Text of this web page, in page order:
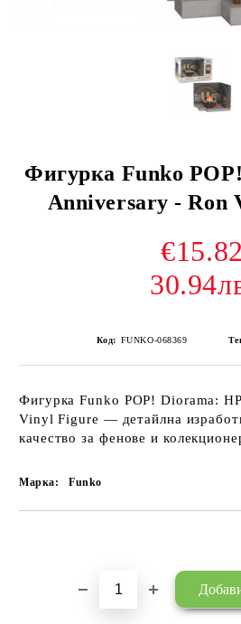
Фигурка Funko
Anniversary - Ron
€15.82
Код: FUNKO-068369
Фигурка Funko POP! Diorama:
Vinyl Figure — детайлна
качество за фенове и
Марка: Funko